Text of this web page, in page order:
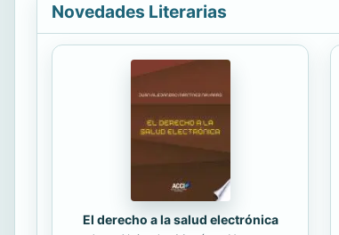
Novedades Literarias
El derecho a la salud electrónica